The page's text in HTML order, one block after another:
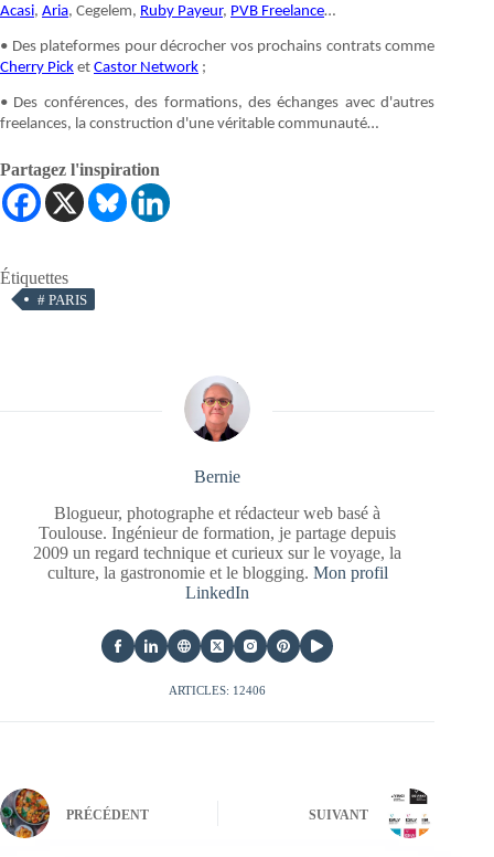
Acasi, Aria, Cegelem, Ruby Payeur, PVB Freelance…
• Des plateformes pour décrocher vos prochains contrats comme
Cherry Pick et Castor Network ;
• Des conférences, des formations, des échanges avec d'autres
freelances, la construction d'une véritable communauté…
Partagez l'inspiration
Étiquettes
# PARIS
Bernie
Blogueur, photographe et rédacteur web basé à
Toulouse. Ingénieur de formation, je partage depuis
2009 un regard technique et curieux sur le voyage, la
culture, la gastronomie et le blogging. Mon profil
LinkedIn
ARTICLES: 12406
PRÉCÉDENT SUIVANT